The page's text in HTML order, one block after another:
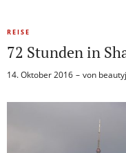
REISE
72 Stunden in
14. Oktober 2016 von